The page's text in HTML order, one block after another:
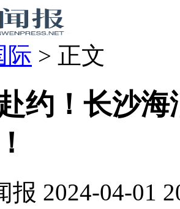
际 > 正文
约！长沙
报 2024-04-01